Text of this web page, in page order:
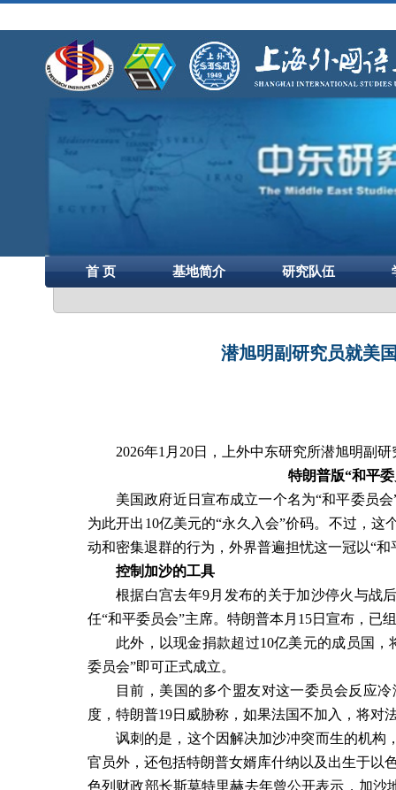
首 页 基地简介 研究队伍
潜旭明副研究员就美
2026年1 月 20日，上外中东研究所潜旭明副
特朗普版“和平
美国政府近日宣布成立一个名为“和平委员
为此开出 10亿美元的“永久入会”价码。不过，这
动和密集退群的行为，外界普遍担忧这一冠以“
控制加沙的工具
根据白宫去年9月发布的关于加沙停火与战
任“和平委员会”主席。特朗普本月 15日宣布，已
此外，以现金捐款超过10亿美元的成员国，
委员会”即可正式成立。
目前，美国的多个盟友对这一委员会反应
度，特朗普19日威胁称，如果法国不加入，将对
讽刺的是，这个因解决加沙冲突而生的机构
官员外，还包括特朗普女婿库什纳以及出生于以
色列财政部长斯莫特里赫去年曾公开表示，加沙